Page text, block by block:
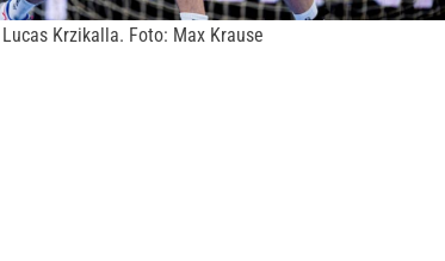
Krzikalla. Foto: Max Krause